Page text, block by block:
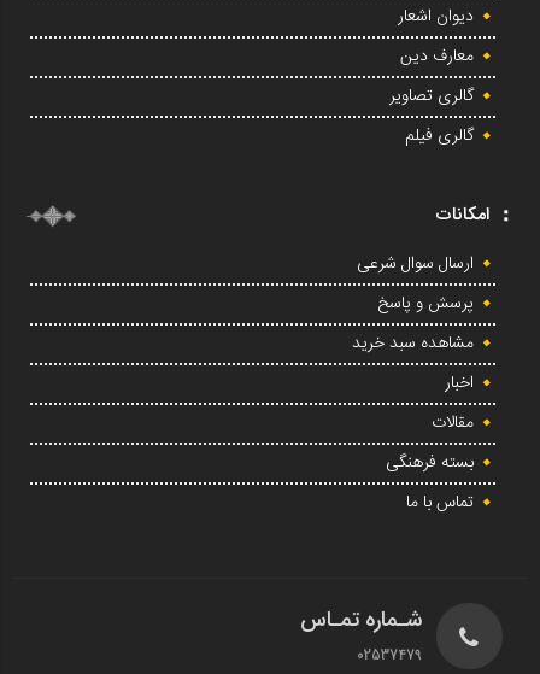
دیوان اشعار
معارف دین
گالری تصاویر
گالری فیلم
امکانات
ارسال سوال شرعی
پرسش و پاسخ
مشاهده سبد خرید
اخبار
مقالات
بسته فرهنگی
تماس با ما
شـماره تمـاس
02537479